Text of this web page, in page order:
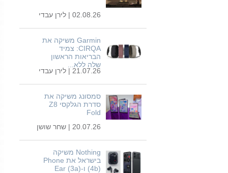
02.08.26 | לירן עבדי
Garmin משיקה את
CIRQA: צמיד
הבריאות הראשון
שלה ללא...
21.07.26 | לירן עבדי
סמסונג משיקה את
סדרת הגלקסי Z8
Fold
20.07.26 |
שחר שושן
Nothing משיקה
בישראל את Phone
(4b) ו-Ear (3a)